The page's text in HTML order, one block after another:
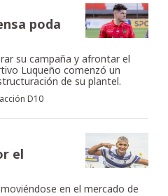
poda
su campaña y afrontar el
Luqueño comenzó un
de su plantel.
D10
el
en el mercado de